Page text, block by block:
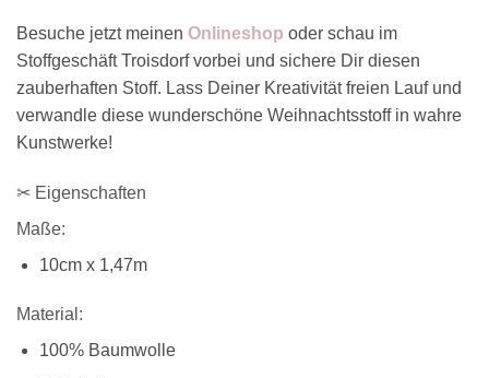
Besuche jetzt meinen Onlineshop oder schau im
Stoffgeschäft Troisdorf vorbei und sichere Dir diesen
zauberhaften Stoff. Lass Deiner Kreativität freien Lauf und
verwandle diese wunderschöne Weihnachtsstoff in wahre
Kunstwerke!
✂ Eigenschaften
Maße:
10cm x 1,47m
Material:
100% Baumwolle